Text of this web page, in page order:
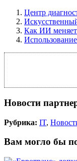
Центр
Как ИИ меняет
Новости
Рубрика: IT,
Вам могло бы